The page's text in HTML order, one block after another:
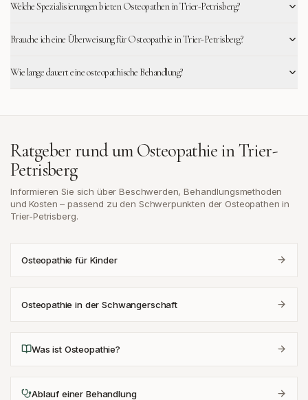
Welche Spezialisierungen bieten Osteopathen in Trier-Petrisberg?
Brauche ich eine Überweisung für Osteopathie in Trier-Petrisberg?
Wie lange dauert eine osteopathische Behandlung?
Ratgeber rund um Osteopathie inTrier-
Petrisberg
Informieren Sie sich über Beschwerden, Behandlungsmethoden
und Kosten – passend zu den Schwerpunkten der Osteopathen in
Trier-Petrisberg.
Osteopathie für Kinder
Osteopathie in der Schwangerschaft
Was ist Osteopathie?
Ablauf einer Behandlung